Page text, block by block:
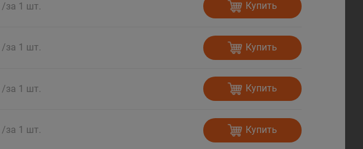
/за 1 шт. Купить
/за 1 шт. Купить
/за 1 шт. Купить
/за 1 шт. Купить